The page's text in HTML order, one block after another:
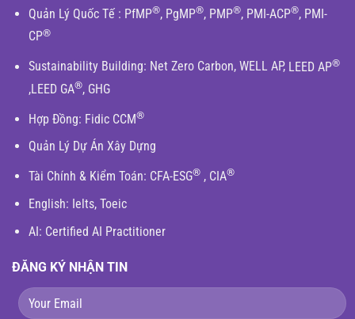
Quản Lý Quốc Tế: PfMP®, PgMP®, PMP®, PMI-ACP®, PMI-
CP®
Sustainability Building: Net Zero Carbon, WELL AP,LEED AP®
,LEED GA®, GHG
Hợp Đồng: Fidic CCM®
Quản Lý Dự Án Xây Dựng
Tài Chính & Kiểm Toán: CFA-ESG®, CIA®
English: Ielts, Toeic
AI: Certified AI Practitioner
ĐĂNG KÝ NHẬN TIN